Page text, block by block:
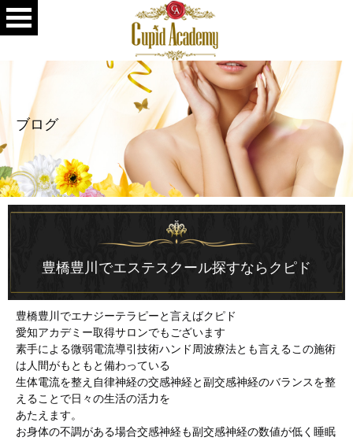
ブログ
豊橋豊川でエステスクール探すならクピド
豊橋豊川でエナジーテラピーと言えばクピド
愛知アカデミー取得サロンでもございます
素手による微弱電流導引技術ハンド周波療法とも言えるこの施術
は人間がもともと備わっている
生体電流を整え自律神経の交感神経と副交感神経のバランスを整
えることで日々の生活の活力を
あたえます。
お身体の不調がある場合交感神経も副交感神経の数値が低く睡眠